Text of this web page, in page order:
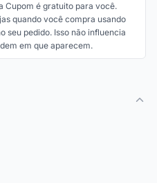
Cupom é gratuito para você.
quando você compra usando
seu pedido. Isso não influencia
em que aparecem.